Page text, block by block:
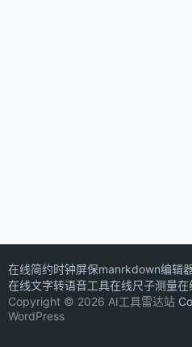
在线简约时钟屏保manrkdown编辑
在线文字转语音工具在线尺子测量在
Copyright © 2026 AI工具雷达站
WordPress